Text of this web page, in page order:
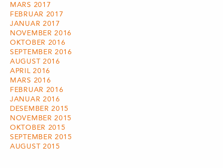
MARS 2017
FEBRUAR 2017
JANUAR 2017
NOVEMBER 2016
OKTOBER 2016
SEPTEMBER 2016
AUGUST 2016
APRIL 2016
MARS 2016
FEBRUAR 2016
JANUAR 2016
DESEMBER 2015
NOVEMBER 2015
OKTOBER 2015
SEPTEMBER 2015
AUGUST 2015